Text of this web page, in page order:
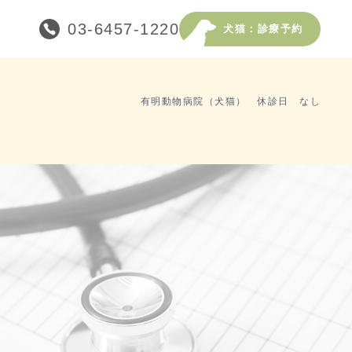
03-6457-1220 犬猫：診療予約
有明動物病院（犬猫） 休診日 なし